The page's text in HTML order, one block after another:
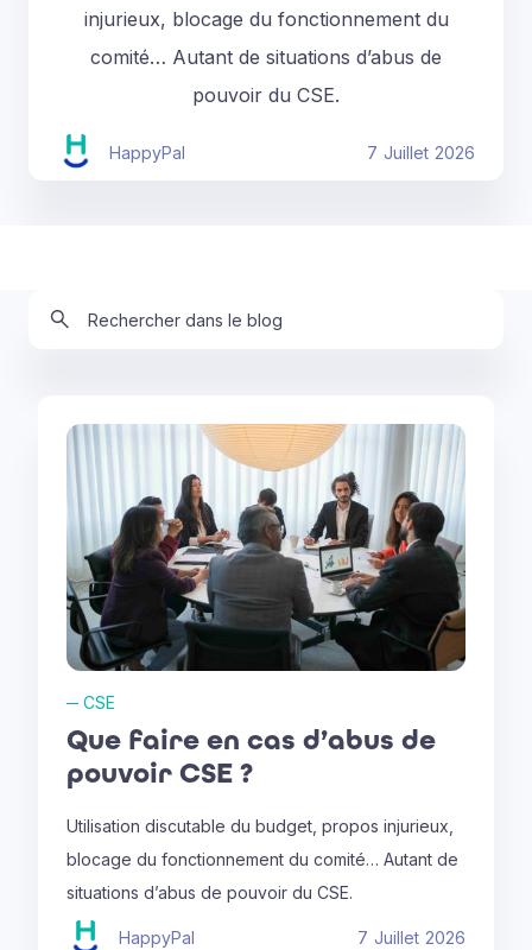
injurieux, blocage du fonctionnement du
comité… Autant de situations d’abus de
pouvoir du CSE.
HappyPal 7 Juillet 2026
─ CSE
Que faire en cas d’abus de
pouvoir CSE ?
Utilisation discutable du budget, propos injurieux,
blocage du fonctionnement du comité… Autant de
situations d’abus de pouvoir du CSE.
HappyPal 7 Juillet 2026